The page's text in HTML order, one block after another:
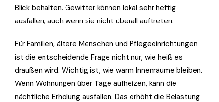
Blick behalten. Gewitter können lokal sehr heftig
ausfallen, auch wenn sie nicht überall auftreten.
Für Familien, ältere Menschen und Pflegeeinrichtungen
ist die entscheidende Frage nicht nur, wie heiß es
draußen wird. Wichtig ist, wie warm Innenräume bleiben.
Wenn Wohnungen über Tage aufheizen, kann die
nächtliche Erholung ausfallen. Das erhöht die Belastung